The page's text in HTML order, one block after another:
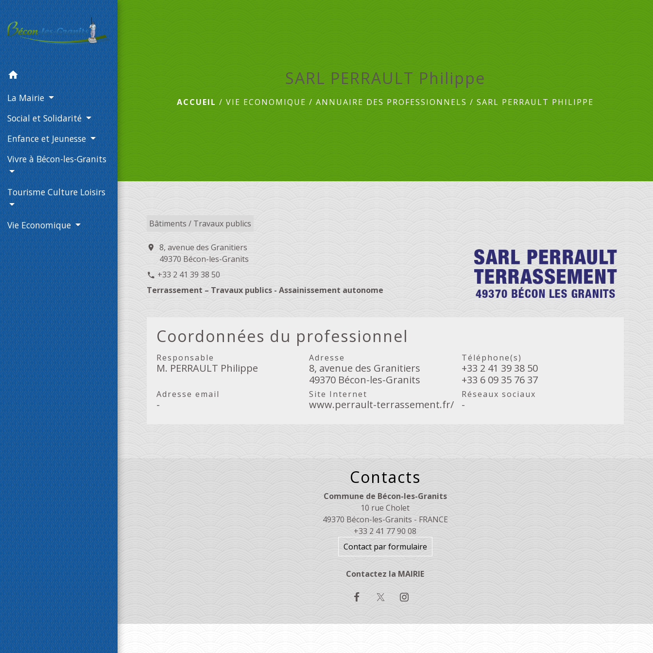
home
La Mairie
Social et Solidarité
Enfance et Jeunesse
Vivre à Bécon-les-Granits
Tourisme Culture Loisirs
Vie Economique
SARL PERRAULT Philippe
ACCUEIL / VIE ECONOMIQUE / ANNUAIRE DES PROFESSIONNELS / SARL PERRAULT PHILIPPE
Bâtiments / Travaux publics
location_on
8, avenue des Granitiers
49370 Bécon-les-Granits
phone +33 2 41 39 38 50
Terrassement – Travaux publics - Assainissement autonome
Coordonnées du professionnel
Responsable
M. PERRAULT Philippe
Adresse
8, avenue des Granitiers
49370 Bécon-les-Granits
Téléphone(s)
+33 2 41 39 38 50
+33 6 09 35 76 37
Adresse email
-
Site Internet
www.perrault-terrassement.fr/
Réseaux sociaux
-
Contacts
Commune de Bécon-les-Granits
10 rue Cholet
49370 Bécon-les-Granits - FRANCE
+33 2 41 77 90 08
Contact par formulaire
Contactez la MAIRIE